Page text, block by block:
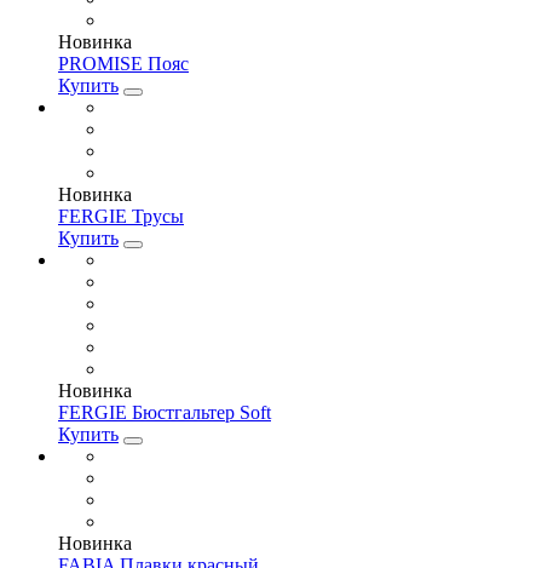
Новинка
PROMISE Пояс
Купить
Новинка
FERGIE Трусы
Купить
Новинка
FERGIE Бюстгальтер Soft
Купить
Новинка